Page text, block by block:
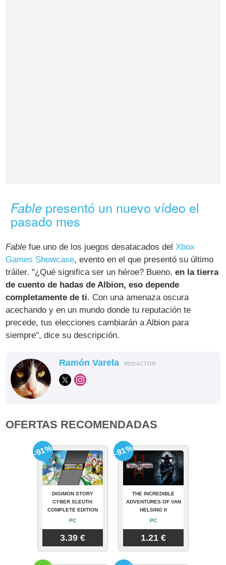
Fable presentó un nuevo vídeo el
pasado mes
Fable fue uno de los juegos desatacados del Xbox
Games Showcase, evento en el que presentó su último
tráiler. "¿Qué significa ser un héroe? Bueno,en la tierra
de cuento de hadas de Albion, eso depende
completamente de ti. Con una amenaza oscura
acechando y en un mundo donde tu reputación te
precede, tus elecciones cambiarán a Albion para
siempre", dice su descripción.
Ramón Varela REDACTOR
OFERTAS RECOMENDADAS
DIGIMON STORY
CYBER SLEUTH:
COMPLETE EDITION
PC
3.39 €
-91%
THE INCREDIBLE
ADVENTURES OF VAN
HELSING II
PC
1.21 €
-91%